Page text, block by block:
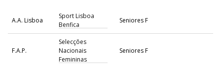
A.A. Lisboa
Sport Lisboa
Benfica
Seniores F
F.A.P.
Selecções
Nacionais
Femininas
Seniores F